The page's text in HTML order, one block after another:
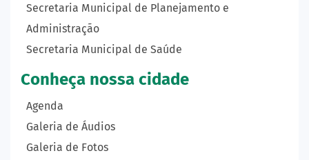
Secretaria Municipal de Planejamento e
Administração
Secretaria Municipal de Saúde
Conheça nossa cidade
Agenda
Galeria de Áudios
Galeria de Fotos